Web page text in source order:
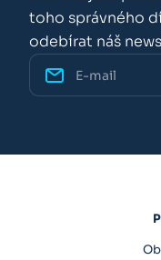
toho správného
odebírat náš